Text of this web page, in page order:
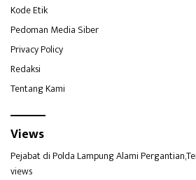
Kode Etik
Pedoman Media Siber
Privacy Policy
Redaksi
Tentang Kami
Views
Pejabat di Polda Lampung Alami
views